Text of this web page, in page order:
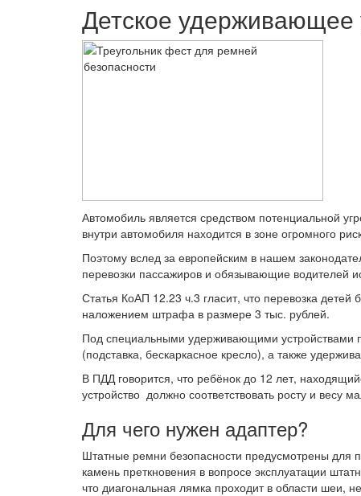
Детское
Автомобиль является средством потенциальной
внутри автомобиля находится в зоне огромного
Поэтому вслед за европейским в нашем
перевозки пассажиров и обязывающие водителей
Статья КоАП 12.23 ч.3 гласит, что перевозка
наложением штрафа в размере 3 тыс. рублей.
Под специальными удерживающими устройствами
(подставка, бескаркасное кресло), а также
В ПДД говорится, что ребёнок до 12 лет,
устройство должно соответствовать росту и весу
Для чего нужен адаптер?
Штатные ремни безопасности предусмотрены для
камень преткновения в вопросе эксплуатации
что диагональная лямка проходит в области шеи,